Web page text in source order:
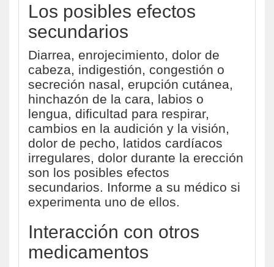
Los posibles efectos
secundarios
Diarrea, enrojecimiento, dolor de
cabeza, indigestión, congestión o
secreción nasal, erupción cutánea,
hinchazón de la cara, labios o
lengua, dificultad para respirar,
cambios en la audición y la visión,
dolor de pecho, latidos cardíacos
irregulares, dolor durante la erección
son los posibles efectos
secundarios. Informe a su médico si
experimenta uno de ellos.
Interacción con otros
medicamentos